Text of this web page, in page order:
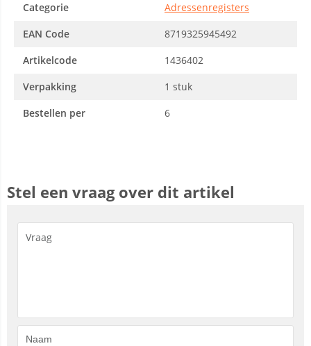
Categorie
Adressenregisters
EAN Code
8719325945492
Artikelcode
1436402
Verpakking
1 stuk
Bestellen per
6
Stel een vraag over dit artikel